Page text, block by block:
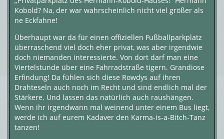
Kobold? Na, der war wahrscheinlich nicht viel größer als
ne Eckfahne!
Überhaupt war da für einen offiziellen Fußballparkplatz
überraschend viel doch eher privat, was aber irgendwie
doch niemanden interessierte. Von dort darf man eine
Viertelstunde über eine Fahrradstraße tigern. Grandiose
Erfindung! Da fühlen sich diese Rowdys auf ihren
Drahteseln auch noch im Recht und sind endlich mal der
Stärkere. Und lassen das natürlich auch raushängen.
Wenn ihr irgendwann mal weinend unter einem Bus liegt,
werde ich auf eurem Kadaver den Karma-is-a-Bitch-Tanz
tanzen!